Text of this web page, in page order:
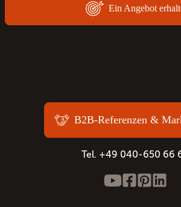
Ein Angebot
B2B-Referenzen &
Tel. +49 040-650 66